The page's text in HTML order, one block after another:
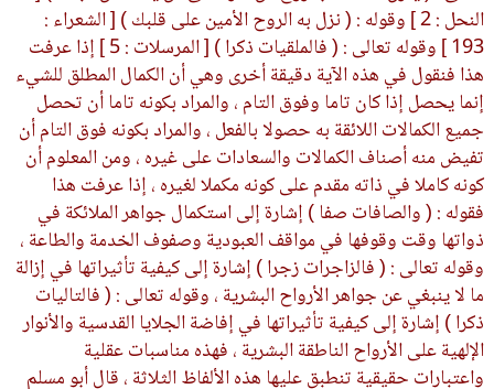
النحل : 2 ] وقوله : ( نزل به الروح الأمين على قلبك ) [ الشعراء :
193 ] وقوله تعالى : ( فالملقيات ذكرا ) [ المرسلات : 5 ] إذا عرفت
هذا فنقول في هذه الآية دقيقة أخرى وهي أن الكمال المطلق للشيء
إنما يحصل إذا كان تاما وفوق التام ، والمراد بكونه تاما أن تحصل
جميع الكمالات اللائقة به حصولا بالفعل ، والمراد بكونه فوق التام أن
تفيض منه أصناف الكمالات والسعادات على غيره ، ومن المعلوم أن
كونه كاملا في ذاته مقدم على كونه مكملا لغيره ، إذا عرفت هذا
فقوله : ( والصافات صفا ) إشارة إلى استكمال جواهر الملائكة في
ذواتها وقت وقوفها في مواقف العبودية وصفوف الخدمة والطاعة ،
وقوله تعالى : ( فالزاجرات زجرا ) إشارة إلى كيفية تأثيراتها في إزالة
ما لا ينبغي عن جواهر الأرواح البشرية ، وقوله تعالى : ( فالتاليات
ذكرا ) إشارة إلى كيفية تأثيراتها في إفاضة الجلايا القدسية والأنوار
الإلهية على الأرواح الناطقة البشرية ، فهذه مناسبات عقلية
واعتبارات حقيقية تنطبق عليها هذه الألفاظ الثلاثة ، قال أبو مسلم